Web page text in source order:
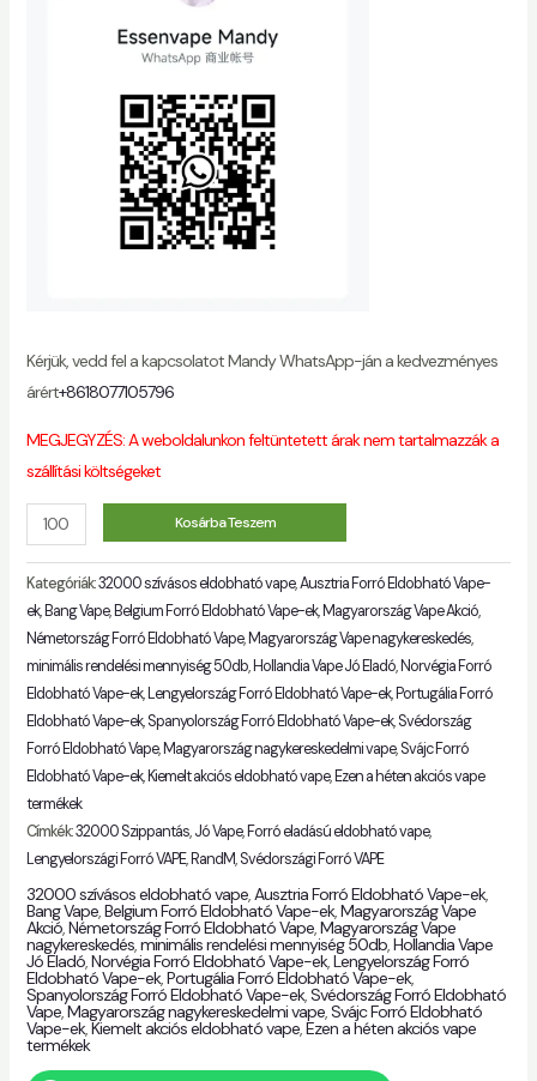
Kérjük, vedd fel a kapcsolatot Mandy WhatsApp-ján a kedvezményes
árért+8618077105796
MEGJEGYZÉS: A weboldalunkon feltüntetett árak nem tartalmazzák a
szállítási költségeket
Mennyiség Kosárba Teszem
Kategóriák:32000 szívásos eldobható vape,Ausztria Forró Eldobható Vape-
ek, Bang Vape, Belgium Forró Eldobható Vape-ek, Magyarország Vape Akció,
Németország Forró Eldobható Vape, Magyarország Vape nagykereskedés,
minimális rendelési mennyiség 50db, Hollandia Vape Jó Eladó, Norvégia Forró
Eldobható Vape-ek, Lengyelország Forró Eldobható Vape-ek, Portugália Forró
Eldobható Vape-ek,Spanyolország Forró Eldobható Vape-ek,Svédország
Forró Eldobható Vape, Magyarország nagykereskedelmi vape,Svájc Forró
Eldobható Vape-ek, Kiemelt akciós eldobható vape, Ezen a héten akciós vape
termékek
Címkék:32000 Szippantás,Jó Vape, Forró eladású eldobható vape,
Lengyelországi Forró VAPE, RandM,Svédországi Forró VAPE
32000 szívásos eldobható vape,Ausztria Forró Eldobható Vape-ek,
Bang Vape,Belgium Forró Eldobható Vape-ek,Magyarország Vape
Akció,Németország Forró Eldobható Vape,Magyarország Vape
nagykereskedés,minimális rendelési mennyiség 50db,Hollandia Vape
Jó Eladó,Norvégia Forró Eldobható Vape-ek,Lengyelország Forró
Eldobható Vape-ek,Portugália Forró Eldobható Vape-ek,
Spanyolország Forró Eldobható Vape-ek,Svédország Forró Eldobható
Vape,Magyarország nagykereskedelmi vape,Svájc Forró Eldobható
Vape-ek,Kiemelt akciós eldobható vape,Ezen a héten akciós vape
termékek